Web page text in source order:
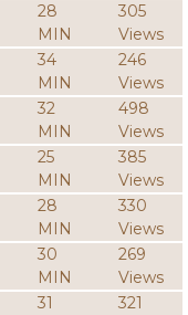
28
MIN
305
Views
34
MIN
246
Views
32
MIN
498
Views
25
MIN
385
Views
28
MIN
330
Views
30
MIN
269
Views
31
321